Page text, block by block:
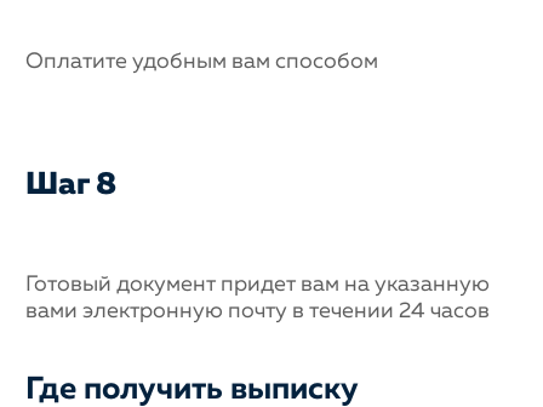
Оплатите удобным вам способом
Шаг 8
Готовый документ придет вам на указанную
вами электронную почту в течении 24 часов
Где получить выписку